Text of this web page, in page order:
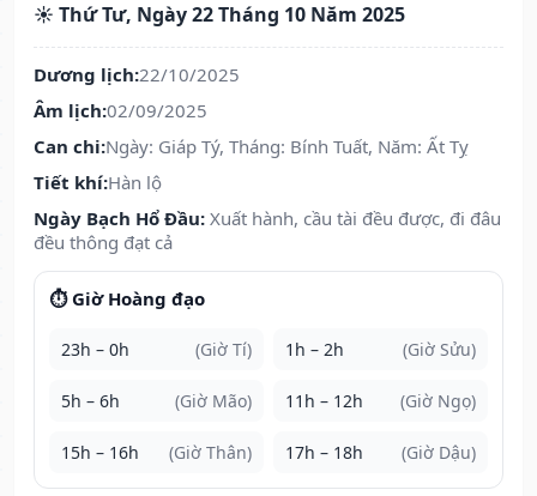
☀️ Thứ Tư, Ngày 22 Tháng 10 Năm 2025
Dương lịch:22/10/2025
Âm lịch:02/09/2025
Can chi:Ngày: Giáp Tý, Tháng: Bính Tuất, Năm: Ất Tỵ
Tiết khí:Hàn lộ
Ngày Bạch Hổ Đầu: Xuất hành, cầu tài đều được, đi đâu
đều thông đạt cả
⏱️ Giờ Hoàng đạo
23h – 0h (Giờ Tí) 1h – 2h (Giờ Sửu)
5h – 6h (Giờ Mão) 11h – 12h (Giờ Ngọ)
15h – 16h (Giờ Thân) 17h – 18h (Giờ Dậu)